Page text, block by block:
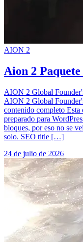
AION 2
Aion 2
AION 2 Global
AION 2 Global
contenido completo
preparado para
bloques, por eso no se
solo. SEO title […]
24 de julio de 2026